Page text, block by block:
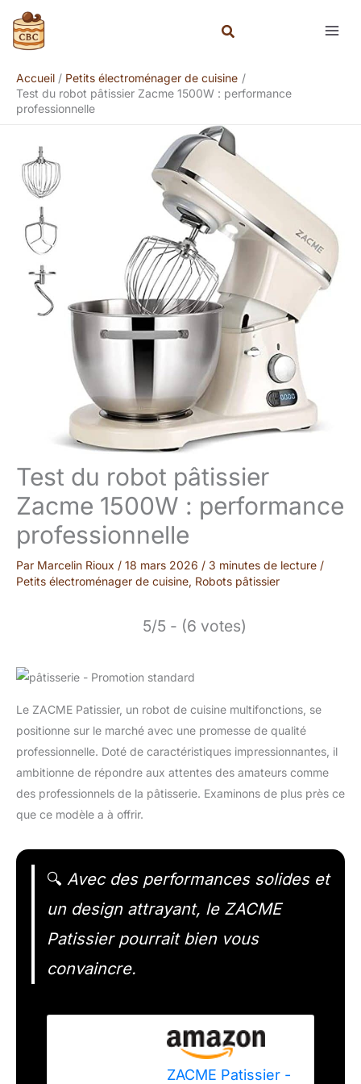
contenu
Accueil
Petits électroménager de cuisine
Test du robot pâtissier Zacme 1500W : performance
professionnelle
Test du robot pâtissier
Zacme 1500W : performance
professionnelle
Par Marcelin Rioux / 18 mars 2026 / 3 minutes de lecture /
Petits électroménager de cuisine, Robots pâtissier
5/5 - (6 votes)
Le ZACME Patissier, un robot de cuisine multifonctions, se
positionne sur le marché avec une promesse de qualité
professionnelle. Doté de caractéristiques impressionnantes, il
ambitionne de répondre aux attentes des amateurs comme
des professionnels de la pâtisserie. Examinons de plus près ce
que ce modèle a à offrir.
🔍 Avec des performances solides et
un design attrayant, le ZACME
Patissier pourrait bien vous
convaincre.
ZACME Patissier -
Rechercher